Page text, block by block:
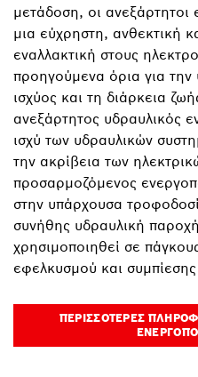
μετάδοση, οι ανεξάρτητοι
μια εύχρηστη, ανθεκτική
εναλλακτική στους
προηγούμενα όρια για
ισχύος και τη διάρκεια
ανεξάρτητος υδραυλικός
ισχύ των υδραυλικών
την ακρίβεια των
προσαρμοζόμενος
στην υπάρχουσα
συνήθης υδραυλική
χρησιμοποιηθεί σε
εφελκυσμού και
ΠΕΡΙΣΣΌΤΕΡΕΣ